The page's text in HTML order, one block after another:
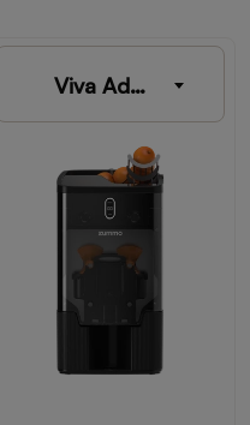
Viva Advance